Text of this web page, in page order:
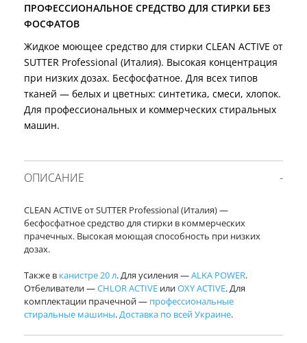
стирки
CLEAN
ACTIVE
(5
л)
ПРОФЕССИОНАЛЬНОЕ СРЕДСТВО ДЛЯ СТИРКИ БЕЗ
ФОСФАТОВ
Жидкое моющее средство для стирки CLEAN ACTIVE от
SUTTER Professional (Италия). Высокая концентрация
при низких дозах. Бесфосфатное. Для всех типов
тканей — белых и цветных: синтетика, смеси, хлопок.
Для профессиональных и коммерческих стиральных
машин.
ОПИСАНИЕ
CLEAN ACTIVE от SUTTER Professional (Италия) —
бесфосфатное средство для стирки в коммерческих
прачечных. Высокая моющая способность при низких
дозах.
Также в канистре 20 л. Для усиления —ALKA POWER.
Отбеливатели —CHLOR ACTIVE илиOXY ACTIVE. Для
комплектации прачечной — профессиональные
стиральные машины.Доставка по всей Украине.